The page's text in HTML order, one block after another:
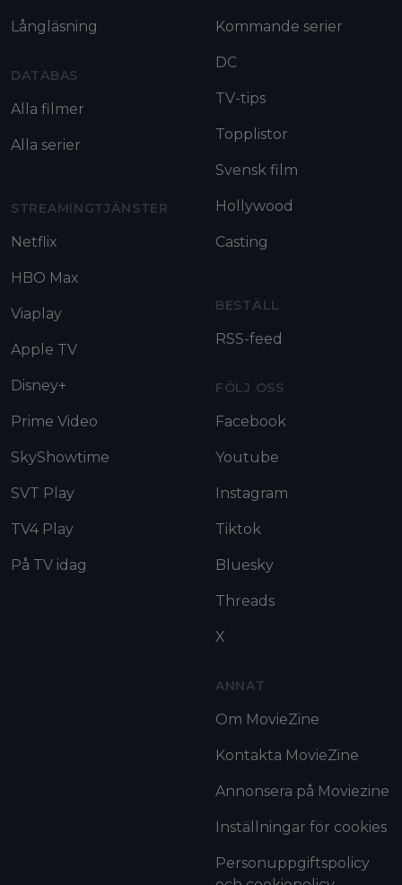
Långläsning
DATABAS
Alla filmer
Alla serier
STREAMINGTJÄNSTER
Netflix
HBO Max
Viaplay
Apple TV
Disney+
Prime Video
SkyShowtime
SVT Play
TV4 Play
På TV idag
Kommande serier
DC
TV-tips
Topplistor
Svensk film
Hollywood
Casting
BESTÄLL
RSS-feed
FÖLJ OSS
Facebook
Youtube
Instagram
Tiktok
Bluesky
Threads
X
ANNAT
Om MovieZine
Kontakta MovieZine
Annonsera på Moviezine
Inställningar för cookies
Personuppgiftspolicy